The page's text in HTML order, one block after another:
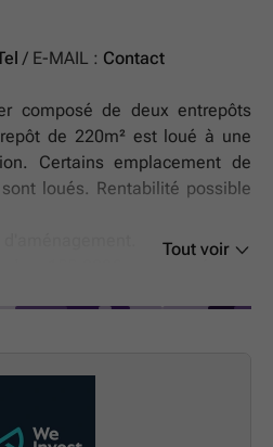
/ E-MAIL : Contact
composé de deux entrepôts
de 220m² est loué à une
Certains emplacement de
loués. Rentabilité possible
Tout voir